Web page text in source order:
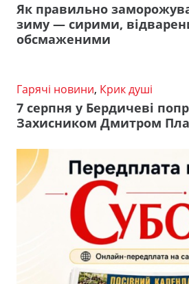
Як правильно
зиму — сирими,
обсмаженими
Гарячі новини, Крик душі
7 серпня у Бердичеві
Захисником Дмитром